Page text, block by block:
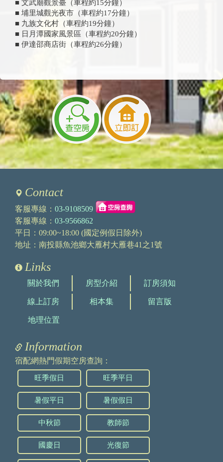
■ 文武廟觀景臺（車程約15分鐘）
■ 埔里城觀光夜市（車程約17分鐘）
■ 九族文化村（車程約19分鐘）
■ 日月潭國家風景區（車程約20分鐘）
■ 伊達邵商店街（車程約26分鐘）
Contact
客服專線： 03-9108509
客服專線： 03-9566862
平日：09:00~18:00 (國定例假日除外)
地址：南投縣魚池鄉大雁村大雁巷41之1號
Links
關於我們 房型介紹 訂房須知
線上訂房 相本集 留言版
地理位置
Information
宿配網熱門假期空房查詢：
旺季假日 旺季平日
暑假平日 暑假假日
中秋節 教師節
國慶日 光復節